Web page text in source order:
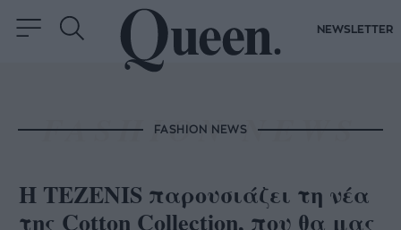
NEWSLETTER
FASHION NEWS
Η ΤΕΖΕΝΙS παρουσιάζει τη νέα
της Cotton Collection, που θα μας